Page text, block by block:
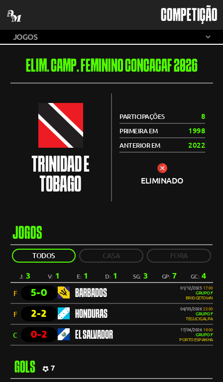
COMPETIÇÃO
ELIM. CAMP. FEMININO CONCACAF 2026
TRINIDAD E
TOBAGO
PARTICIPAÇÕES 8
PRIMEIRA EM 1998
ANTERIOR EM 2022
ELIMINADO
JOGOS
TODOS CASA FORA
J: 3 V: 1 E: 1 D: 1 SG: 3 GP: 7 GC: 4
F 5-0 BARBADOS 01/12/2025 17:00
GRUPO F
BRIDGETOWN
F 2-2 HONDURAS 04/03/2026 22:00
GRUPO F
TEGUCIGALPA
C 0-2 EL SALVADOR 17/04/2026 19:00
GRUPO F
PORTO ESPANHA
GOLS 7